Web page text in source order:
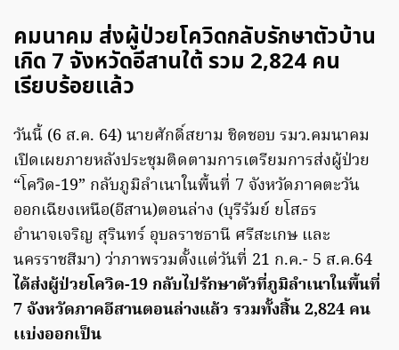
คมนาคม ส่งผู้ป่วยโควิดกลับรักษาตัวบ้าน
เกิด 7 จังหวัดอีสานใต้ รวม 2,824 คน
เรียบร้อยเเล้ว
วันนี้ (6 ส.ค. 64) นายศักดิ์สยาม ชิดชอบ รมว.คมนาคม
เปิดเผยภายหลังประชุมติดตามการเตรียมการส่งผู้ป่วย
“โควิด-19” กลับภูมิลำเนาในพื้นที่ 7 จังหวัดภาคตะวัน
ออกเฉียงเหนือ(อีสาน)ตอนล่าง (บุรีรัมย์ ยโสธร
อำนาจเจริญ สุรินทร์ อุบลราชธานี ศรีสะเกษ และ
นครราชสีมา) ว่าภาพรวมตั้งแต่วันที่ 21 ก.ค.- 5 ส.ค.64
ได้ส่งผู้ป่วยโควิด-19 กลับไปรักษาตัวที่ภูมิลำเนาในพื้นที่
7 จังหวัดภาคอีสานตอนล่างแล้ว รวมทั้งสิ้น 2,824 คน
เเบ่งออกเป็น